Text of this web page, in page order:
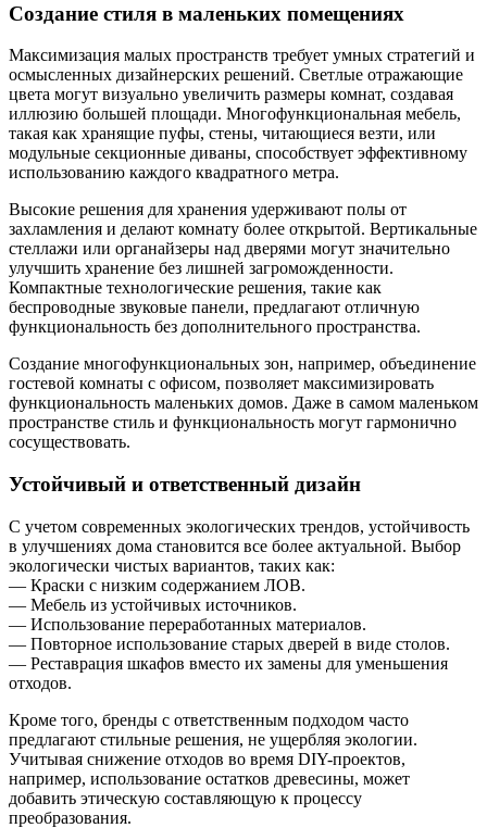
Создание стиля в маленьких помещениях
Максимизация малых пространств требует умных стратегий и
осмысленных дизайнерских решений. Светлые отражающие
цвета могут визуально увеличить размеры комнат, создавая
иллюзию большей площади. Многофункциональная мебель,
такая как хранящие пуфы, стены, читающиеся везти, или
модульные секционные диваны, способствует эффективному
использованию каждого квадратного метра.
Высокие решения для хранения удерживают полы от
захламления и делают комнату более открытой. Вертикальные
стеллажи или органайзеры над дверями могут значительно
улучшить хранение без лишней загроможденности.
Компактные технологические решения, такие как
беспроводные звуковые панели, предлагают отличную
функциональность без дополнительного пространства.
Создание многофункциональных зон, например, объединение
гостевой комнаты с офисом, позволяет максимизировать
функциональность маленьких домов. Даже в самом маленьком
пространстве стиль и функциональность могут гармонично
сосуществовать.
Устойчивый и ответственный дизайн
С учетом современных экологических трендов, устойчивость
в улучшениях дома становится все более актуальной. Выбор
экологически чистых вариантов, таких как:
— Краски с низким содержанием ЛОВ.
— Мебель из устойчивых источников.
— Использование переработанных материалов.
— Повторное использование старых дверей в виде столов.
— Реставрация шкафов вместо их замены для уменьшения
отходов.
Кроме того, бренды с ответственным подходом часто
предлагают стильные решения, не ущербляя экологии.
Учитывая снижение отходов во время DIY-проектов,
например, использование остатков древесины, может
добавить этическую составляющую к процессу
преобразования.